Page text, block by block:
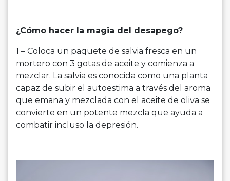
¿Cómo hacer la magia del desapego?
1 – Coloca un paquete de salvia fresca en un
mortero con 3 gotas de aceite y comienza a
mezclar. La salvia es conocida como una planta
capaz de subir el autoestima a través del aroma
que emana y mezclada con el aceite de oliva se
convierte en un potente mezcla que ayuda a
combatir incluso la depresión.